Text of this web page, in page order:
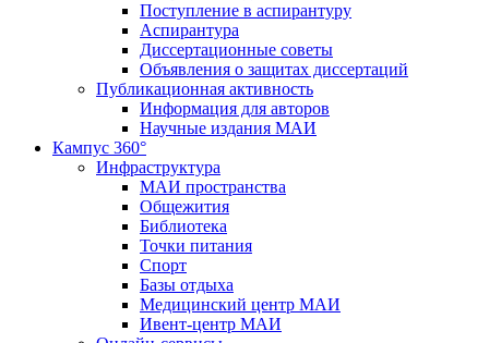
Поступление в аспирантуру
Аспирантура
Диссертационные советы
Объявления о защитах диссертаций
Публикационная активность
Информация для авторов
Научные издания МАИ
Кампус 360°
Инфраструктура
МАИ пространства
Общежития
Библиотека
Точки питания
Спорт
Базы отдыха
Медицинский центр МАИ
Ивент-центр МАИ